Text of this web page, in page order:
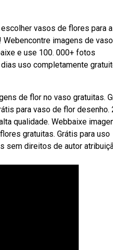
vasos de flores para a
imagens de vaso
e use 100. 000+ fotos
uso completamente
de flor no vaso gratuitas.
para vaso de flor desenho.
qualidade. Webbaixe
gratuitas. Grátis para uso
sem direitos de autor